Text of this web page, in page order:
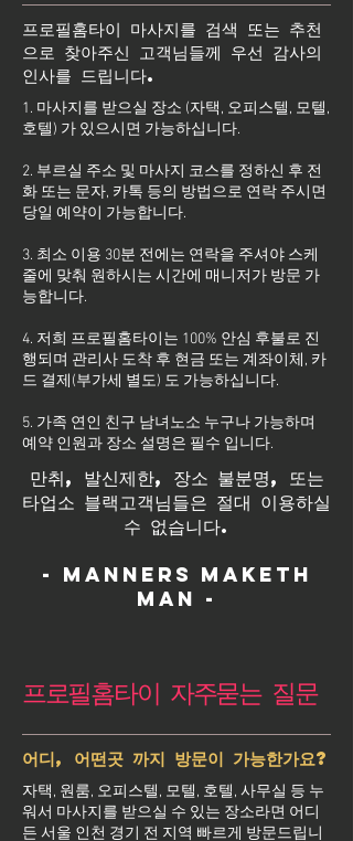
프로필홈타이 마사지를 검색 또는 추천
으로 찾아주신 고객님들께 우선 감사의
인사를 드립니다.
1. 마사지를 받으실 장소 (자택, 오피스텔, 모텔,
호텔) 가 있으시면 가능하십니다.
2. 부르실 주소 및 마사지 코스를 정하신 후 전
화 또는 문자, 카톡 등의 방법으로 연락 주시면
당일 예약이 가능합니다.
3. 최소 이용 30분 전에는 연락을 주셔야 스케
줄에 맞춰 원하시는 시간에 매니저가 방문 가
능합니다.
4. 저희 프로필홈타이는 100% 안심 후불로 진
행되며 관리사 도착 후 현금 또는 계좌이체, 카
드 결제(부가세 별도) 도 가능하십니다.
5. 가족 연인 친구 남녀노소 누구나 가능하며
예약 인원과 장소 설명은 필수 입니다.
만취, 발신제한, 장소 불분명, 또는
타업소 블랙고객님들은 절대 이용하실
수 없습니다.
- Manners maketh
man -
프로필홈타이 자주묻는 질문
어디, 어떤곳 까지 방문이 가능한가요?
자택, 원룸, 오피스텔, 모텔, 호텔, 사무실 등 누
워서 마사지를 받으실 수 있는 장소라면 어디
든 서울 인천 경기 전 지역 빠르게 방문드립니